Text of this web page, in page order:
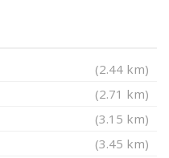
(2.44 km)
(2.71 km)
(3.15 km)
(3.45 km)